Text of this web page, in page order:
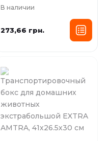
В наличии
273,66 грн.